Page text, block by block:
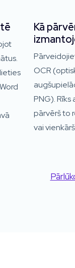
Kā
OCR
PNG).
pārvērš to
vai